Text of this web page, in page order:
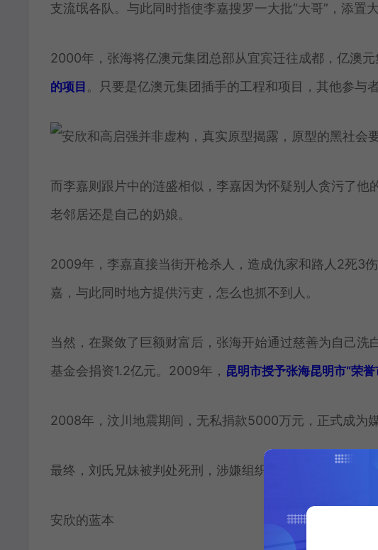
支流氓各队。与此同时指使李嘉搜罗一大批“大哥”，添置
2000年，张海将亿澳元集团总部从宜宾迁往成都，亿澳元
的项目 。只要是亿澳元集团插手的工程和项目，其他参与
而李嘉则跟片中的涟盛相似，李嘉因为怀疑别人贪污了他
老邻居还是自己的奶娘。
2009年，李嘉直接当街开枪杀人，造成仇家和路人2死3
嘉，与此同时地方提供污吏，怎么也抓不到人。
当然，在聚敛了巨额财富后，张海开始通过慈善为自己
基金会捐资1.2亿元。2009年， 昆明市授予张海昆明市“荣誉
2008年，汶川地震期间，无私捐款5000万元，正式成为媒
最终，刘氏兄妹被判处死刑，涉嫌组织、领导、参加黑帮
安欣的蓝本